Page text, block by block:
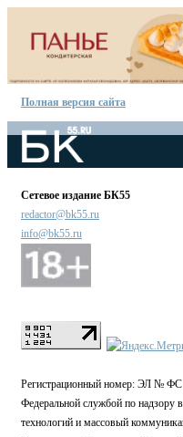
Полная версия сайта
Сетевое издание БК55
redactor@bk55.ru
info@bk55.ru
Регистрационный номер: ЭЛ № ФС
Федеральной службой по надзору
технологий и массовый